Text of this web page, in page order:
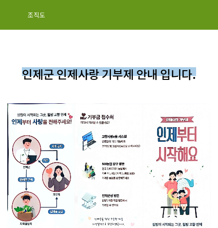
조직도
인제군 인제사랑 기부제 안내 입니다.